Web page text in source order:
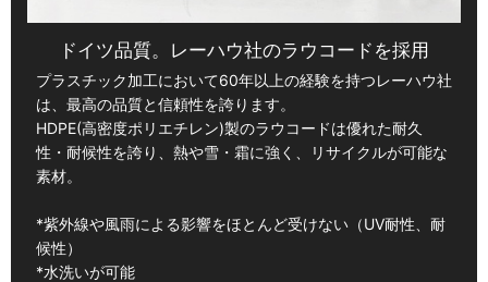
ドイツ品質。レーハウ社のラウコードを採用
プラスチック加工において60年以上の経験を持つレーハウ社
は、最高の品質と信頼性を誇ります。
HDPE(高密度ポリエチレン)製のラウコードは優れた耐久
性・耐候性を誇り、熱や雪・霜に強く、リサイクルが可能な
素材。
*紫外線や風雨による影響をほとんど受けない（UV耐性、耐
候性）
*水洗いが可能